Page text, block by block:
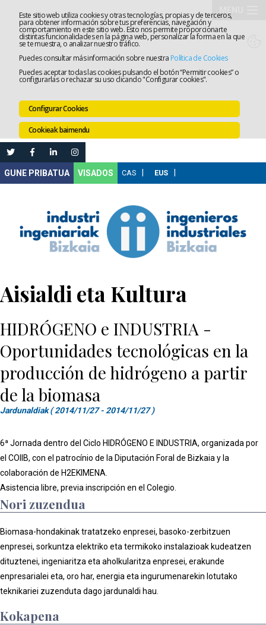
Este sitio web utiliza cookies y otras tecnologías, propias y de terceros,
para obtener información sobre tus preferencias, navegación y
comportamiento en este sitio web. Esto nos permite proporcionarte
distintas funcionalidades en la página web, personalizar la forma en la que
se te muestra, o analizar nuestro tráfico.
Puedes consultar más información sobre nuestra Política de Cookies
Puedes aceptar todas las cookies pulsando el botón “Permitir cookies” o
configurarlas o rechazar su uso clicando "Configurar cookies".
Configurar Cookies
Cookieak baimendu
VISADOS
Aisialdi eta Kultura
HIDRÓGENO e INDUSTRIA -
Oportunidades tecnológicas en la
producción de hidrógeno a partir
de la biomasa
Jardunaldiak ( 2014/11/27 - 2014/11/27 )
6ª Jornada dentro del Ciclo HIDRÓGENO E INDUSTRIA, organizada por
el COIIB, con el patrocínio de la Diputación Foral de Bizkaia y la
colaboración de H2EKIMENA.
Asistencia libre, previa inscripción en el Colegio.
Nori zuzendua
Biomasa-hondakinak tratatzeko enpresei, basoko-zerbitzuen
enpresei, sorkuntza elektriko eta termikoko instalazioak kudeatzen
dituztenei, ingeniaritza eta aholkularitza enpresei, erakunde
enpresarialei eta, oro har, energia eta ingurumenarekin lotutako
teknikariei zuzenduta dago jardunaldi hau.
Kokapena
Elkargoa
Lanaren
Leihatila